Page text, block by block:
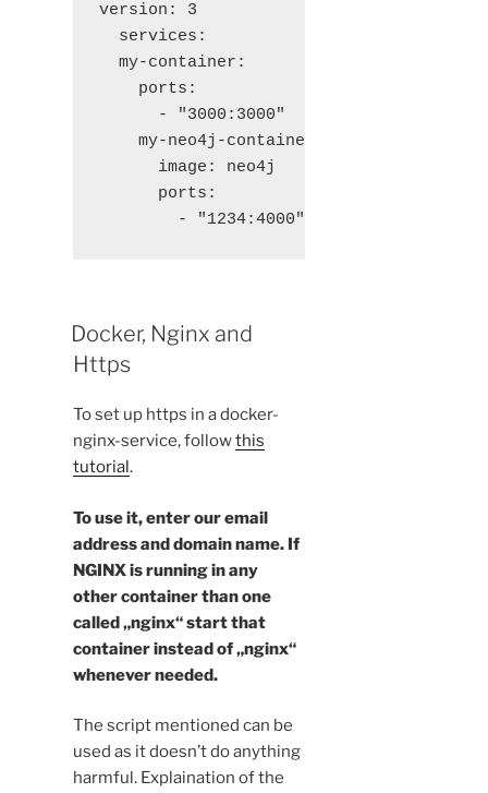
version: 3
  services:
  my-container:
    ports:
      - "3000:3000"
    my-neo4j-container:
      image: neo4j
      ports:
        - "1234:4000"
Docker, Nginx and
Https
To set up https in a docker-
nginx-service, followthis
tutorial.
To use it, enter our email
address and domain name. If
NGINX is running in any
other container than one
called „nginx“ start that
container instead of „nginx“
whenever needed.
The script mentioned can be
used as it doesn’t do anything
harmful. Explaination of the